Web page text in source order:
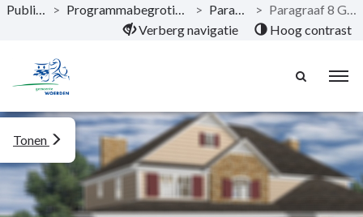
Naar hoofdinhoud
Publicaties > Programmabegroting 2021 - 2024 > Paragrafen >
Paragraaf 8 Grondbeleid
Verberg navigatie
Hoog contrast
Tonen